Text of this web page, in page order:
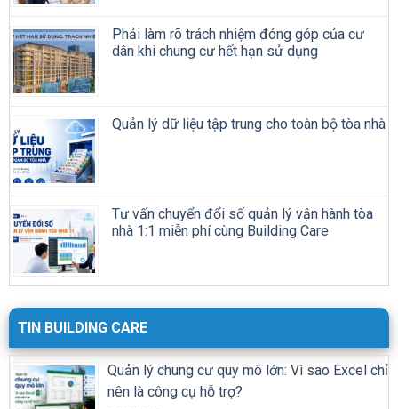
Phải làm rõ trách nhiệm đóng góp của cư
dân khi chung cư hết hạn sử dụng
Quản lý dữ liệu tập trung cho toàn bộ tòa nhà
Tư vấn chuyển đổi số quản lý vận hành tòa
nhà 1:1 miễn phí cùng Building Care
TIN BUILDING CARE
Quản lý chung cư quy mô lớn: Vì sao Excel chỉ
nên là công cụ hỗ trợ?